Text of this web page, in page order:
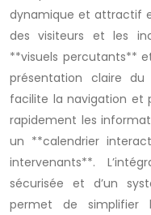
dynamique et attractif
des visiteurs et les
**visuels percutants**
présentation claire
facilite la navigation et
rapidement les
un **calendrier
intervenants**.
sécurisée et d’un
permet de simplifier